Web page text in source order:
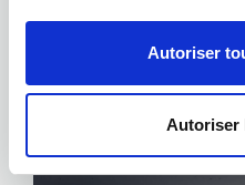
Autoriser
Autoriser